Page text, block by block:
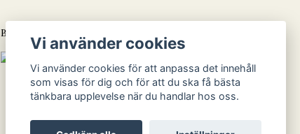
BETALSÄTT
Vi använder cookies
Vi använder cookies för att anpassa det innehåll
som visas för dig och för att du ska få bästa
tänkbara upplevelse när du handlar hos oss.